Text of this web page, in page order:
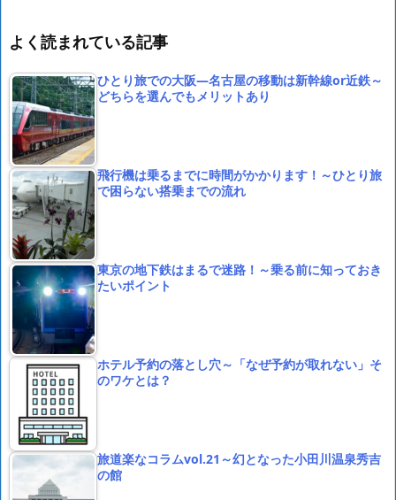
よく読まれている記事
ひとり旅での大阪―名古屋の移動は新幹線or近鉄～
どちらを選んでもメリットあり
飛行機は乗るまでに時間がかかります！～ひとり旅
で困らない搭乗までの流れ
東京の地下鉄はまるで迷路！～乗る前に知っておき
たいポイント
ホテル予約の落とし穴～「なぜ予約が取れない」そ
のワケとは？
旅道楽なコラムvol.21～幻となった小田川温泉秀吉
の館